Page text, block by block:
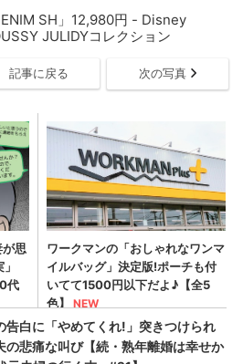
SH」12,980円 - Disney
JULIDYコレクション
記事に戻る 次の写真